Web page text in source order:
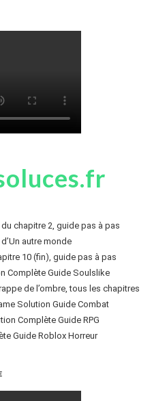
chapitre 2, guide pas à pas
autre monde
10 (fin), guide pas à pas
Complète Guide Soulslike
de l’ombre, tous les chapitres
Solution Guide Combat
Complète Guide RPG
Guide Roblox Horreur